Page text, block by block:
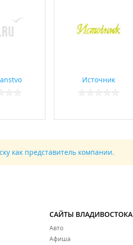
Источник
как представитель компании.
САЙТЫ ВЛАДИВОСТОКА
Авто
Афиша